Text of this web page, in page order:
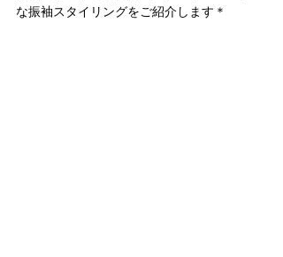
な振袖スタイリングをご紹介します＊